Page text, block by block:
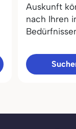
Auskunft
nach Ihren